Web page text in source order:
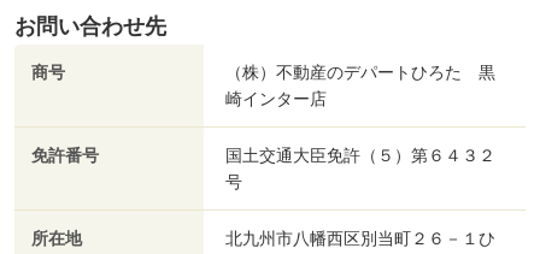
お問い合わせ先
商号
（株）不動産のデパートひろた 黒
崎インター店
免許番号
国土交通大臣免許（５）第６４３２
号
所在地
北九州市八幡西区別当町２６－１ひ